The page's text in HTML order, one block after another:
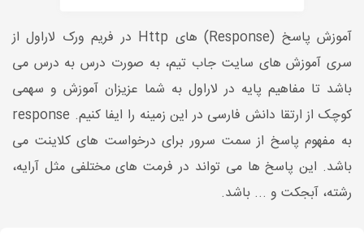
آموزش پاسخ (Response) های Http در فریم ورک لاراول از
سری آموزش های سایت جاب تیم، به صورت درس به درس می
باشد تا مفاهیم پایه در لاراول به شما عزیزان آموزش و سهمی
کوچک از ارتقا دانش فارسی در این زمینه را ایفا کنیم. response
به مفهوم پاسخ از سمت سرور برای درخواست های کلاینت می
باشد. این پاسخ ها می تواند در فرمت های مختلفی مثل آرایه،
رشته، آبجکت و ... باشد.